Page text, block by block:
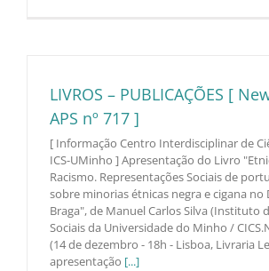
LIVROS – PUBLICAÇÕES [
APS nº 717 ]
[ Informação Centro Interdisciplinar de
ICS-UMinho ] Apresentação do Livro
Racismo. Representações Sociais de
sobre minorias étnicas negra e cigana no
Braga", de Manuel Carlos Silva (Instituto
Sociais da Universidade do Minho /
(14 de dezembro - 18h - Lisboa, Livraria
apresentação [...]